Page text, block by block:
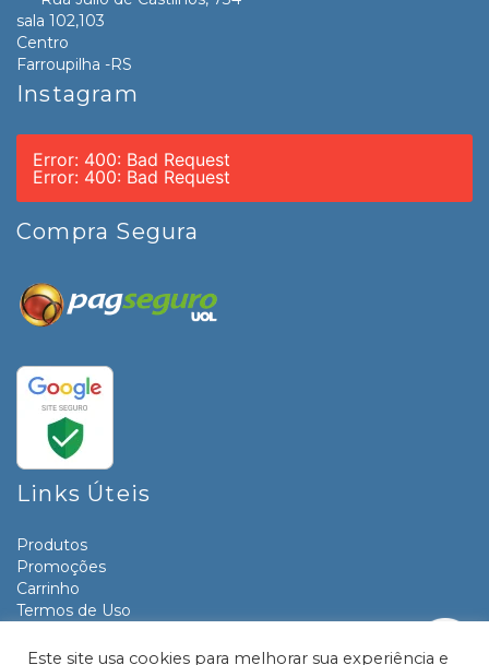
sala 102,103
Centro
Farroupilha -RS
Instagram
Error: 400: Bad Request
Error: 400: Bad Request
Compra Segura
Links Úteis
Produtos
Promoções
Carrinho
Termos de Uso
Contato
Este site usa cookies para melhorar sua experiência e